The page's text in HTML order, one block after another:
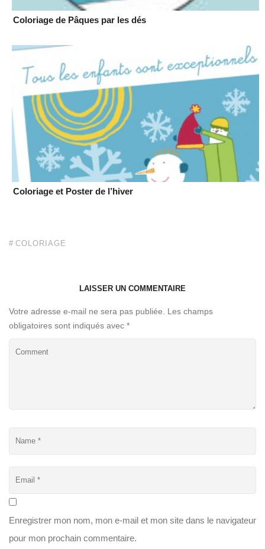
Coloriage de Pâques par les dés
Coloriage et Poster de l’hiver
COLORIAGE
LAISSER UN COMMENTAIRE
Votre adresse e-mail ne sera pas publiée. Les champs
obligatoires sont indiqués avec *
Enregistrer mon nom, mon e-mail et mon site dans le navigateur
pour mon prochain commentaire.